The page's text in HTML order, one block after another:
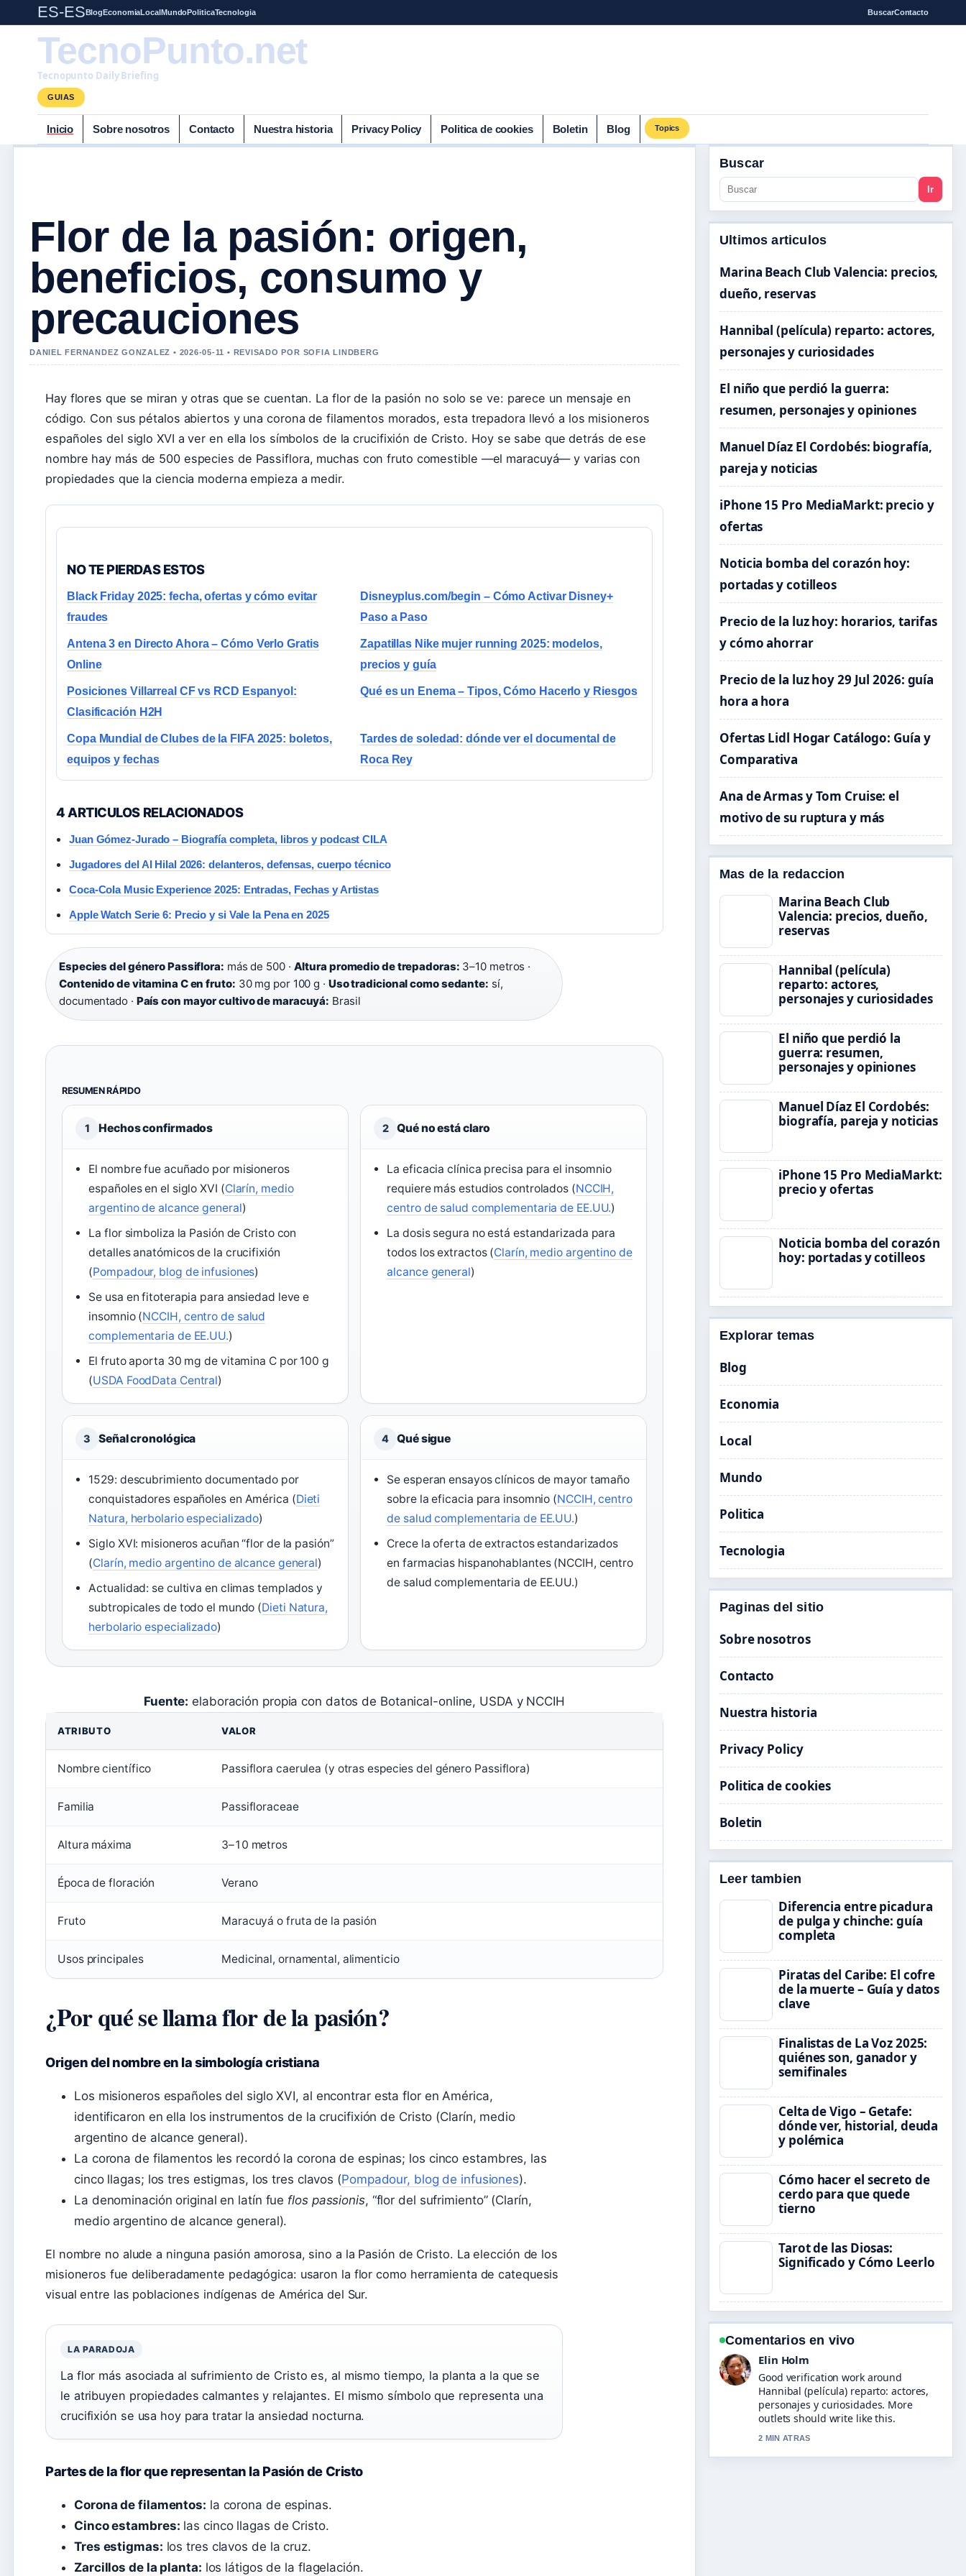
ES-ESBlogEconomiaLocalMundoPoliticaTecnologia BuscarContacto
TecnoPunto.net
Tecnopunto Daily Briefing
GUIAS
Inicio Sobre nosotros Contacto Nuestra historia Privacy Policy Politica de cookies Boletin Blog Topics
Flor de la pasión: origen,
beneficios, consumo y
precauciones
DANIEL FERNANDEZ GONZALEZ • 2026-05-11 • REVISADO POR SOFIA LINDBERG
Hay flores que se miran y otras que se cuentan. La flor de la pasión no solo se ve: parece un mensaje en
código. Con sus pétalos abiertos y una corona de filamentos morados, esta trepadora llevó a los misioneros
españoles del siglo XVI a ver en ella los símbolos de la crucifixión de Cristo. Hoy se sabe que detrás de ese
nombre hay más de 500 especies de Passiflora, muchas con fruto comestible —el maracuyá— y varias con
propiedades que la ciencia moderna empieza a medir.
NO TE PIERDAS ESTOS
Black Friday 2025: fecha, ofertas y cómo evitar
fraudes
Disneyplus.com/begin – Cómo Activar Disney+
Paso a Paso
Antena 3 en Directo Ahora – Cómo Verlo Gratis
Online
Zapatillas Nike mujer running 2025: modelos,
precios y guía
Posiciones Villarreal CF vs RCD Espanyol:
Clasificación H2H
Qué es un Enema – Tipos, Cómo Hacerlo y Riesgos
Copa Mundial de Clubes de la FIFA 2025: boletos,
equipos y fechas
Tardes de soledad: dónde ver el documental de
Roca Rey
4 ARTICULOS RELACIONADOS
Juan Gómez-Jurado – Biografía completa, libros y podcast CILA
Jugadores del Al Hilal 2026: delanteros, defensas, cuerpo técnico
Coca-Cola Music Experience 2025: Entradas, Fechas y Artistas
Apple Watch Serie 6: Precio y si Vale la Pena en 2025
Especies del género Passiflora: más de 500 · Altura promedio de trepadoras: 3–10 metros ·
Contenido de vitamina C en fruto: 30 mg por 100 g · Uso tradicional como sedante: sí,
documentado · País con mayor cultivo de maracuyá: Brasil
RESUMEN RÁPIDO
1 Hechos confirmados
El nombre fue acuñado por misioneros
españoles en el siglo XVI (Clarín, medio
argentino de alcance general)
La flor simboliza la Pasión de Cristo con
detalles anatómicos de la crucifixión
(Pompadour, blog de infusiones)
Se usa en fitoterapia para ansiedad leve e
insomnio (NCCIH, centro de salud
complementaria de EE.UU.)
El fruto aporta 30 mg de vitamina C por 100 g
(USDA FoodData Central)
2 Qué no está claro
La eficacia clínica precisa para el insomnio
requiere más estudios controlados (NCCIH,
centro de salud complementaria de EE.UU.)
La dosis segura no está estandarizada para
todos los extractos (Clarín, medio argentino de
alcance general)
3 Señal cronológica
1529: descubrimiento documentado por
conquistadores españoles en América (Dieti
Natura, herbolario especializado)
Siglo XVI: misioneros acuñan “flor de la pasión”
(Clarín, medio argentino de alcance general)
Actualidad: se cultiva en climas templados y
subtropicales de todo el mundo (Dieti Natura,
herbolario especializado)
4 Qué sigue
Se esperan ensayos clínicos de mayor tamaño
sobre la eficacia para insomnio (NCCIH, centro
de salud complementaria de EE.UU.)
Crece la oferta de extractos estandarizados
en farmacias hispanohablantes (NCCIH, centro
de salud complementaria de EE.UU.)
Fuente: elaboración propia con datos de Botanical-online, USDA y NCCIH
ATRIBUTO VALOR
Nombre científico Passiflora caerulea (y otras especies del género Passiflora)
Familia Passifloraceae
Altura máxima 3–10 metros
Época de floración Verano
Fruto Maracuyá o fruta de la pasión
Usos principales Medicinal, ornamental, alimenticio
¿Por qué se llama flor de la pasión?
Origen del nombre en la simbología cristiana
Los misioneros españoles del siglo XVI, al encontrar esta flor en América,
identificaron en ella los instrumentos de la crucifixión de Cristo (Clarín, medio
argentino de alcance general).
La corona de filamentos les recordó la corona de espinas; los cinco estambres, las
cinco llagas; los tres estigmas, los tres clavos (Pompadour, blog de infusiones).
La denominación original en latín fue flos passionis, “flor del sufrimiento” (Clarín,
medio argentino de alcance general).
El nombre no alude a ninguna pasión amorosa, sino a la Pasión de Cristo. La elección de los
misioneros fue deliberadamente pedagógica: usaron la flor como herramienta de catequesis
visual entre las poblaciones indígenas de América del Sur.
LA PARADOJA
La flor más asociada al sufrimiento de Cristo es, al mismo tiempo, la planta a la que se
le atribuyen propiedades calmantes y relajantes. El mismo símbolo que representa una
crucifixión se usa hoy para tratar la ansiedad nocturna.
Partes de la flor que representan la Pasión de Cristo
Corona de filamentos: la corona de espinas.
Cinco estambres: las cinco llagas de Cristo.
Tres estigmas: los tres clavos de la cruz.
Zarcillos de la planta: los látigos de la flagelación.
Buscar
Ir
Ultimos articulos
Marina Beach Club Valencia: precios,
dueño, reservas
Hannibal (película) reparto: actores,
personajes y curiosidades
El niño que perdió la guerra:
resumen, personajes y opiniones
Manuel Díaz El Cordobés: biografía,
pareja y noticias
iPhone 15 Pro MediaMarkt: precio y
ofertas
Noticia bomba del corazón hoy:
portadas y cotilleos
Precio de la luz hoy: horarios, tarifas
y cómo ahorrar
Precio de la luz hoy 29 Jul 2026: guía
hora a hora
Ofertas Lidl Hogar Catálogo: Guía y
Comparativa
Ana de Armas y Tom Cruise: el
motivo de su ruptura y más
Mas de la redaccion
Marina Beach Club
Valencia: precios, dueño,
reservas
Hannibal (película)
reparto: actores,
personajes y curiosidades
El niño que perdió la
guerra: resumen,
personajes y opiniones
Manuel Díaz El Cordobés:
biografía, pareja y noticias
iPhone 15 Pro MediaMarkt:
precio y ofertas
Noticia bomba del corazón
hoy: portadas y cotilleos
Explorar temas
Blog
Economia
Local
Mundo
Politica
Tecnologia
Paginas del sitio
Sobre nosotros
Contacto
Nuestra historia
Privacy Policy
Politica de cookies
Boletin
Leer tambien
Diferencia entre picadura
de pulga y chinche: guía
completa
Piratas del Caribe: El cofre
de la muerte – Guía y datos
clave
Finalistas de La Voz 2025:
quiénes son, ganador y
semifinales
Celta de Vigo – Getafe:
dónde ver, historial, deuda
y polémica
Cómo hacer el secreto de
cerdo para que quede
tierno
Tarot de las Diosas:
Significado y Cómo Leerlo
Comentarios en vivo
Adrian Wells
Strong breakdown on El niño que
perdió la guerra: resumen,.... This is
the clearest summary I have seen
today.
4 MIN ATRAS